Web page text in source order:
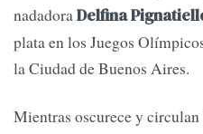
nadadora Delfina
plata en los Juegos
la Ciudad de Buenos Aires.
Mientras oscurece y